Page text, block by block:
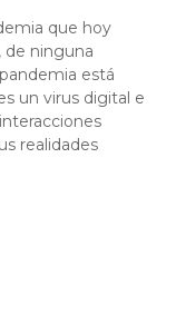
que hoy
de ninguna
está
un virus digital e
realidades